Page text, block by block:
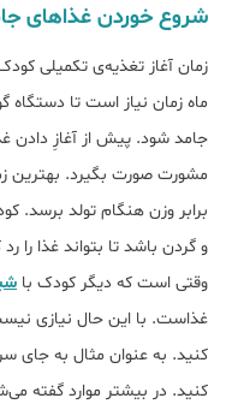
شروع خوردن غذاهای
زمان آغاز تغذیه‌ی تکمیلی
ماه زمان نیاز است تا
جامد شود. پیش از آغازِ دادن
مشورت صورت بگیرد. بهترین
برابر وزن هنگام تولد برسد.
و گردن باشد تا بتواند غذا را
وقتی است که دیگر کودک با
غذاست. با این حال نیازی
کنید. به عنوان مثال به جای
کنید. در بیشتر موارد گفته